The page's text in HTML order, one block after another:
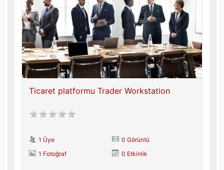
Ticaret platformu Trader Workstation
1 Üye
0 Görüntü
1 Fotoğraf
0 Etkinlik